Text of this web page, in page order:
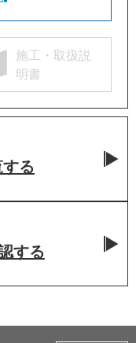
施工・取扱説
明書
る
する